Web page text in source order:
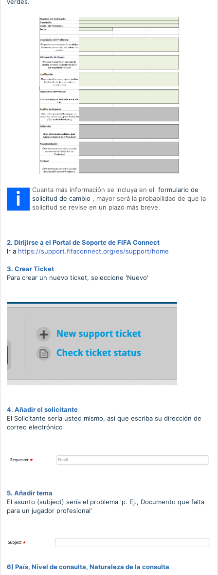
Cuanta más información se incluya en el formulario de
solicitud de cambio , mayor será la probabilidad de que la
solicitud se revise en un plazo más breve.
2. Dirijirse a el Portal de Soporte de FIFA Connect
Ir a https://support.fifaconnect.org/es/support/home
3. Crear Ticket
Para crear un nuevo ticket, seleccione 'Nuevo'
4. Añadir el solicitante
El Solicitante sería usted mismo, así que escriba su dirección de
correo electrónico
5. Añadir tema
El asunto (subject) sería el problema 'p. Ej., Documento que falta
para un jugador profesional'
6) País, Nivel de consulta, Naturaleza de la consulta